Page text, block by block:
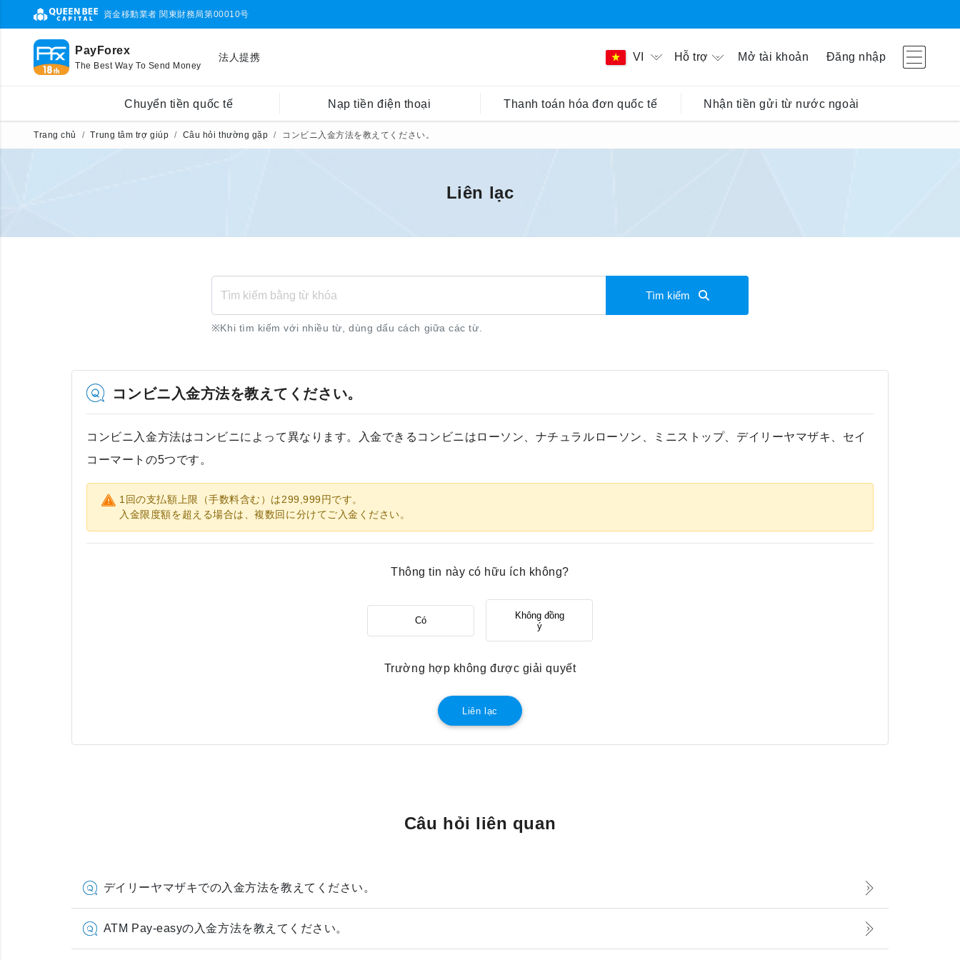
資金移動業者 関東財務局第00010号
PayForex
The Best Way To Send Money
法人提携 VI Hỗ trợ Mở tài khoản Đăng nhập
Chuyển tiền quốc tế Nạp tiền điện thoại Thanh toán hóa đơn quốc tế Nhận tiền gửi từ nước ngoài
Trang chủ Trung tâm trợ giúp Câu hỏi thường gặp コンビニ入金方法を教えてください。
Liên lạc
Tìm kiếm
※Khi tìm kiếm với nhiều từ, dùng dấu cách giữa các từ.
コンビニ入金方法を教えてください。
コンビニ入金方法はコンビニによって異なります。入金できるコンビニはローソン、ナチュラルローソン、ミニストップ、デイリーヤマザキ、セイ
コーマートの5つです。
1回の支払額上限（手数料含む）は299,999円です。
入金限度額を超える場合は、複数回に分けてご入金ください。
Thông tin này có hữu ích không?
Có
Không đồng
ý
Trường hợp không được giải quyết
Liên lạc
Câu hỏi liên quan
デイリーヤマザキでの入金方法を教えてください。
ATM Pay-easyの入金方法を教えてください。